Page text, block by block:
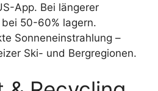
App. Bei längerer
50-60% lagern.
Sonneneinstrahlung –
Ski- und Bergregionen.